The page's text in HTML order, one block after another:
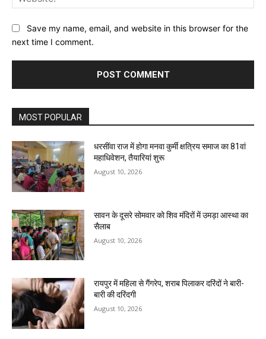
Save my name, email, and website in this browser for the
next time I comment.
MOST POPULAR
धरसींवा राज में होगा मनवा कुर्मी क्षत्रिय समाज का 81वां
महाधिवेशन, तैयारियां शुरू
August 10, 2026
सावन के दूसरे सोमवार को शिव मंदिरों में उमड़ा आस्था का
सैलाब
August 10, 2026
रायपुर में महिला से गैंगरेप, शराब पिलाकर दरिंदों ने बारी-
बारी की दरिंदगी
August 10, 2026